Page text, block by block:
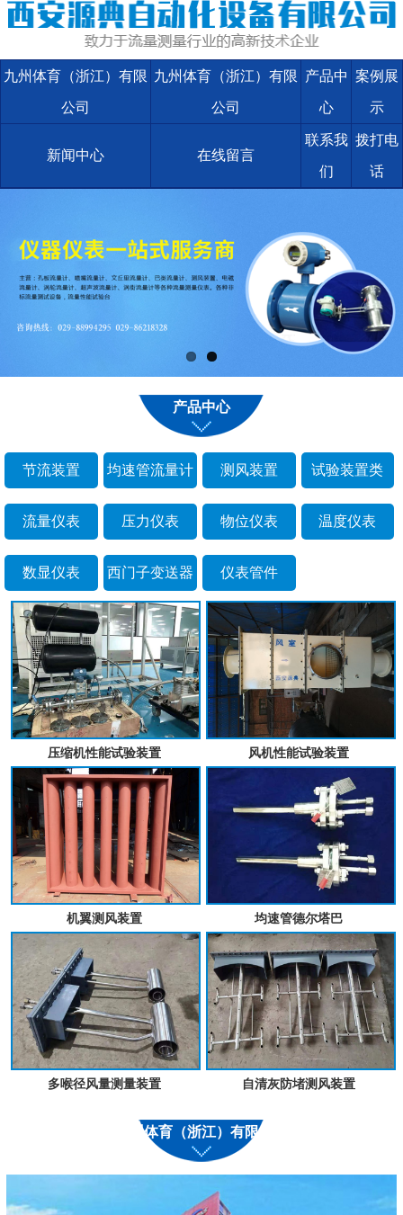
九州体育（浙江）有限
公司
九州体育（浙江）有限
公司
产品中
心
案例展
示
新闻中心 在线留言
联系我
们
拨打电
话
产品中心
节流装置 均速管流量计 测风装置 试验装置类
流量仪表 压力仪表 物位仪表 温度仪表
数显仪表 西门子变送器 仪表管件
压缩机性能试验装置 风机性能试验装置
机翼测风装置 均速管德尔塔巴
多喉径风量测量装置 自清灰防堵测风装置
九州体育（浙江）有限公司